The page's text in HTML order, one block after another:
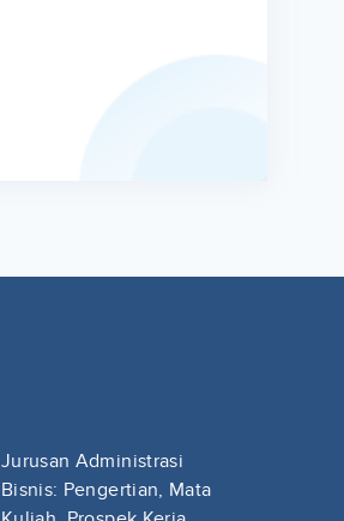
Jurusan Administrasi
Bisnis: Pengertian, Mata